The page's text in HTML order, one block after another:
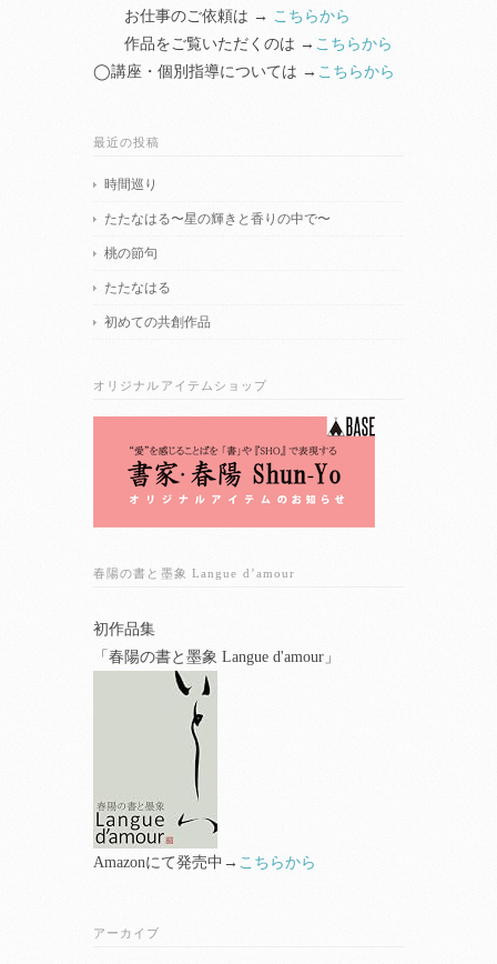
お仕事のご依頼は → こちらから
作品をご覧いただくのは → こちらから
◯講座・個別指導については → こちらから
最近の投稿
時間巡り
たたなはる〜星の輝きと香りの中で〜
桃の節句
たたなはる
初めての共創作品
オリジナルアイテムショップ
春陽の書と墨象 Langue d’amour
初作品集
「春陽の書と墨象 Langue d'amour」
Amazonにて発売中→ こちらから
アーカイブ